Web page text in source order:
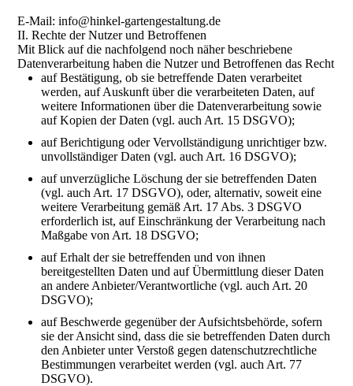
E-Mail: info@hinkel-gartengestaltung.de
II. Rechte der Nutzer und Betroffenen
Mit Blick auf die nachfolgend noch näher beschriebene
Datenverarbeitung haben die Nutzer und Betroffenen das Recht
auf Bestätigung, ob sie betreffende Daten verarbeitet
werden, auf Auskunft über die verarbeiteten Daten, auf
weitere Informationen über die Datenverarbeitung sowie
auf Kopien der Daten (vgl. auch Art. 15 DSGVO);
auf Berichtigung oder Vervollständigung unrichtiger bzw.
unvollständiger Daten (vgl. auch Art. 16 DSGVO);
auf unverzügliche Löschung der sie betreffenden Daten
(vgl. auch Art. 17 DSGVO), oder, alternativ, soweit eine
weitere Verarbeitung gemäß Art. 17 Abs. 3 DSGVO
erforderlich ist, auf Einschränkung der Verarbeitung nach
Maßgabe von Art. 18 DSGVO;
auf Erhalt der sie betreffenden und von ihnen
bereitgestellten Daten und auf Übermittlung dieser Daten
an andere Anbieter/Verantwortliche (vgl. auch Art. 20
DSGVO);
auf Beschwerde gegenüber der Aufsichtsbehörde, sofern
sie der Ansicht sind, dass die sie betreffenden Daten durch
den Anbieter unter Verstoß gegen datenschutzrechtliche
Bestimmungen verarbeitet werden (vgl. auch Art. 77
DSGVO).